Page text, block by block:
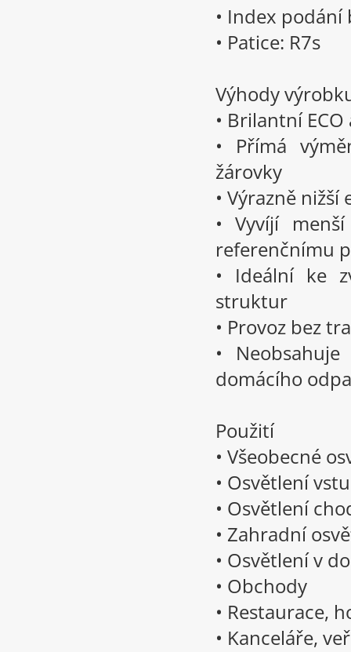
• Index podání
• Patice: R7s
Výhody
• Brilantní
• Přímá
žárovky
• Výrazně nižší
• Vyvíjí
referenčnímu
• Ideální ke
struktur
• Provoz bez
•
domácího
Použití
• Všeobecné
• Osvětlení
• Osvětlení
• Zahradní
• Osvětlení v
• Obchody
• Restaurace,
• Kanceláře,